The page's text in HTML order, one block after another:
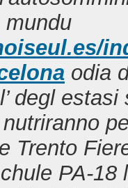
mundu
odia
degl
Trento
PA-